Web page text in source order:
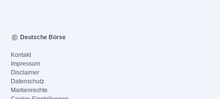
Deutsche Börse
Kontakt
Impressum
Disclaimer
Datenschutz
Markenrechte